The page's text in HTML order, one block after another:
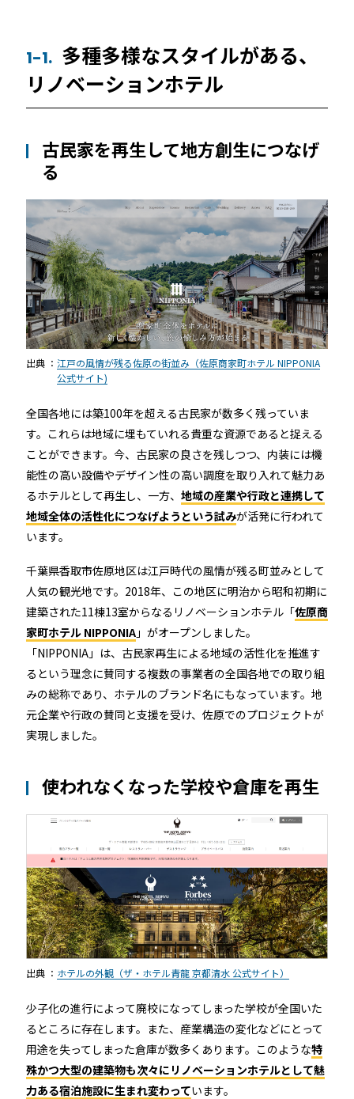
1-1. 多種多様なスタイルがある、
リノベーションホテル
古民家を再生して地方創生につなげ
る
出典 ： 江戸の風情が残る佐原の街並み（佐原商家町ホテル NIPPONIA
公式サイト)
全国各地には築100年を超える古民家が数多く残っていま
す。これらは地域に埋もていれる貴重な資源であると捉える
ことができます。今、古民家の良さを残しつつ、内装には機
能性の高い設備やデザイン性の高い調度を取り入れて魅力あ
るホテルとして再生し、一方、 地域の産業や行政と連携して
地域全体の活性化につなげようという試みが活発に行われて
います。
千葉県香取市佐原地区は江戸時代の風情が残る町並みとして
人気の観光地です。2018年、この地区に明治から昭和初期に
建築された11棟13室からなるリノベーションホテル「佐原商
家町ホテル NIPPONIA」がオープンしました。
「NIPPONIA」は、古民家再生による地域の活性化を推進す
るという理念に賛同する複数の事業者の全国各地での取り組
みの総称であり、ホテルのブランド名にもなっています。地
元企業や行政の賛同と支援を受け、佐原でのプロジェクトが
実現しました。
使われなくなった学校や倉庫を再生
出典 ： ホテルの外観（ザ・ホテル青龍 京都清水 公式サイト）
少子化の進行によって廃校になってしまった学校が全国いた
るところに存在します。また、産業構造の変化などにとって
用途を失ってしまった倉庫が数多くあります。このような特
殊かつ大型の建築物も次々にリノベーションホテルとして魅
力ある宿泊施設に生まれ変わっています。
RemoteLOCKを導入するメリット
宿泊施設での運用におすすめの記事３選
無人・省人運営の宿泊施設におすすめのPMS 4選
ホテルや宿泊施設に導入するスマートロックの選び方
とポイントを解説
Apple ウォレットを使った宿泊施設のキーレス化と
は？
ホーム
機能
機能トップ
ユニバーサルアクセスキー＆かぎ
パス
他社スマートロックとの連携
システム連携
システム連携トップ
連携システム一覧
API連携
製品情報
製品情報トップ
製品ラインナップ
RemoteLOCK 500i
RemoteLOCK 700i
RemoteLOCK 8j-S
RemoteLOCK 9j
RemoteLOCK 9j-Q
TOBIRA
パートナー製品
利用事例
利用事例トップ
事例一覧
宿泊施設
レンタルスペース
店舗
公共施設
その他の業種
取付工事
取付工事トップ
工事の様子
施工パートナー 一覧
全てのパートナー
お役立ち記事
カスタマーサポート
お知らせ セミナー
特定商取引法に基づく表記
RemoteLOCKクラウドサービス利用規約